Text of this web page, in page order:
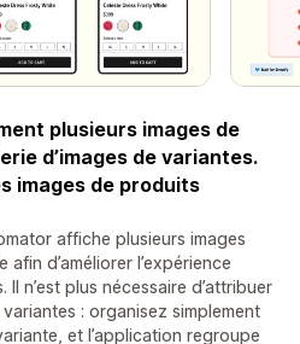
plusieurs images de
d’images de variantes.
images de produits
affiche plusieurs images
d’améliorer l’expérience
n’est plus nécessaire d’attribuer
: organisez simplement
et l’application regroupe